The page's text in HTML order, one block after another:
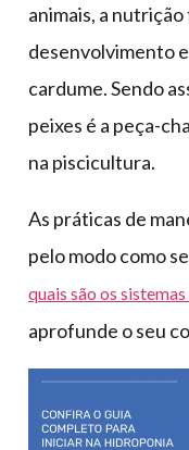
animais, a
desenvolvimento
cardume. Sendo
peixes é a peça-
na piscicultura.
As práticas de
pelo modo como
quais são os
aprofunde o seu